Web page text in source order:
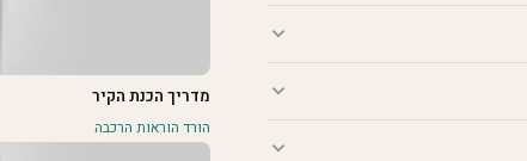
מדריך הכנת הקיר
הורד הוראות הרכבה